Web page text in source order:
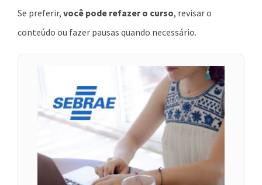
Se preferir, você pode refazer o curso, revisar o
conteúdo ou fazer pausas quando necessário.